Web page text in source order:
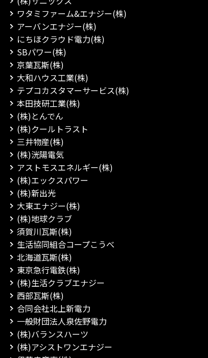
ワタミファーム&エナジー(株)
アーバンエナジー(株)
にちほクラウド電力(株)
SBパワー(株)
京葉瓦斯(株)
大和ハウス工業(株)
テプコカスタマーサービス(株)
本田技研工業(株)
(株)とんでん
(株)クールトラスト
三井物産(株)
(株)洸陽電気
アストモスエネルギー(株)
(株)エックスパワー
(株)新出光
大東エナジー(株)
(株)地球クラブ
須賀川瓦斯(株)
生活協同組合コープこうべ
北海道瓦斯(株)
東京急行電鉄(株)
(株)生活クラブエナジー
西部瓦斯(株)
合同会社北上新電力
一般財団法人泉佐野電力
(株)バランスハーツ
(株)アシストワンエナジー